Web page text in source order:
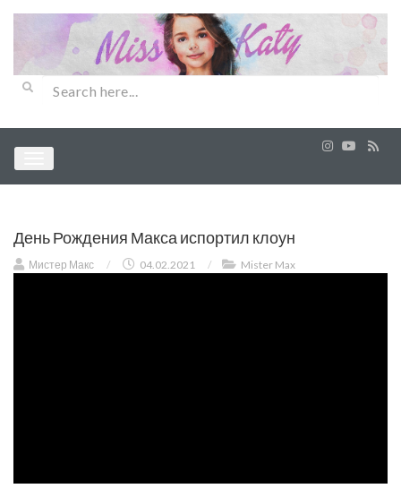
День Рождения Макса испортил клоун
Мистер Макс / 04.02.2021 / Mister Max